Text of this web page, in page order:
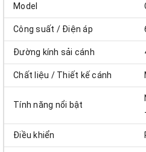
Model
Công suất / Điện áp
Đường kính sải cánh
Chất liệu / Thiết kế cánh
Tính năng nổi bật
Điều khiển